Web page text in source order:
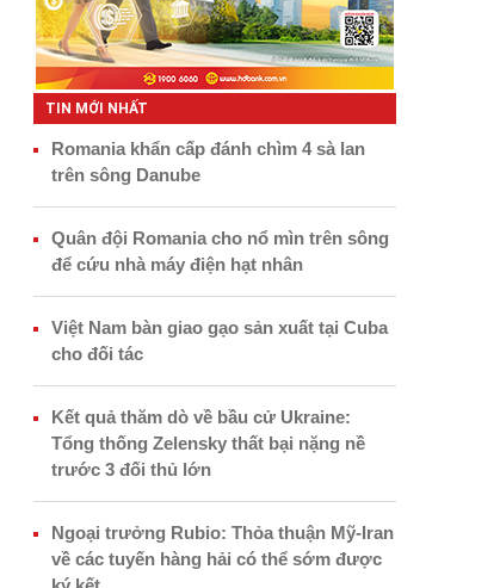
TIN MỚI NHẤT
Romania khẩn cấp đánh chìm 4 sà lan
trên sông Danube
Quân đội Romania cho nổ mìn trên sông
để cứu nhà máy điện hạt nhân
Việt Nam bàn giao gạo sản xuất tại Cuba
cho đối tác
Kết quả thăm dò về bầu cử Ukraine:
Tổng thống Zelensky thất bại nặng nề
trước 3 đối thủ lớn
Ngoại trưởng Rubio: Thỏa thuận Mỹ-Iran
về các tuyến hàng hải có thể sớm được